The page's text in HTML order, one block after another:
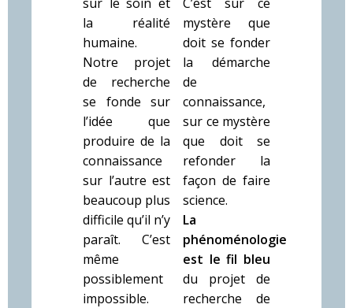
la réalité
humaine.
Notre projet
de recherche
se fonde sur
l’idée que
produire de la
connaissance
sur l’autre est
beaucoup plus
difficile qu’il n’y
paraît. C’est
même
possiblement
impossible.
mystère que
doit se fonder
la démarche
de
connaissance,
sur ce mystère
que doit se
refonder la
façon de faire
science.
La
phénoménologie
est le fil bleu
du projet de
recherche de